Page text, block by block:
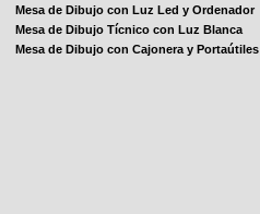
Mesa de Dibujo con Luz Led y Ordenador
Mesa de Dibujo Tícnico con Luz Blanca
Mesa de Dibujo con Cajonera y Portaútiles